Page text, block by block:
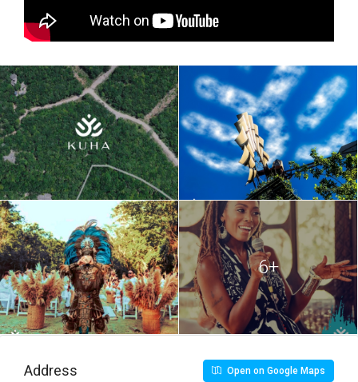
6+
Address Open on Google Maps